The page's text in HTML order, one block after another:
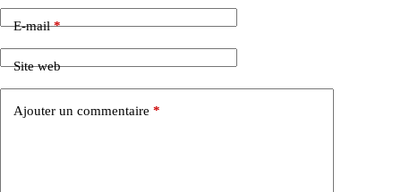
E-mail*
Site web
Ajouter un commentaire *